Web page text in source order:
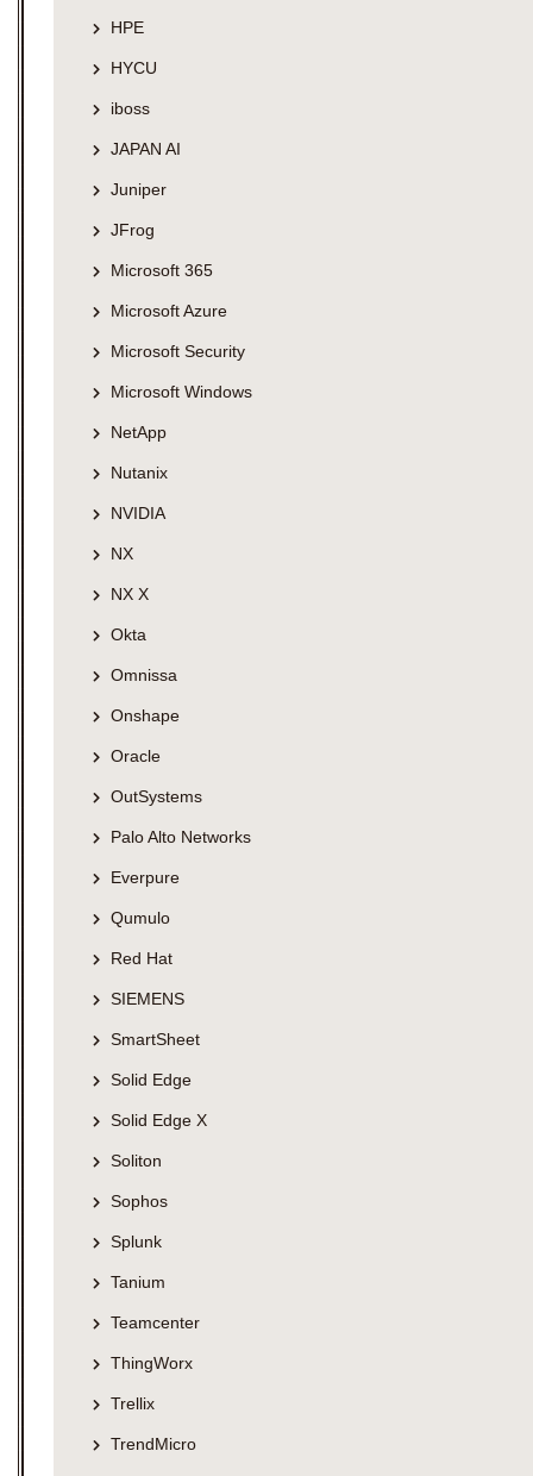
HPE
HYCU
iboss
JAPAN AI
Juniper
JFrog
Microsoft 365
Microsoft Azure
Microsoft Security
Microsoft Windows
NetApp
Nutanix
NVIDIA
NX
NX X
Okta
Omnissa
Onshape
Oracle
OutSystems
Palo Alto Networks
Everpure
Qumulo
Red Hat
SIEMENS
SmartSheet
Solid Edge
Solid Edge X
Soliton
Sophos
Splunk
Tanium
Teamcenter
ThingWorx
Trellix
TrendMicro